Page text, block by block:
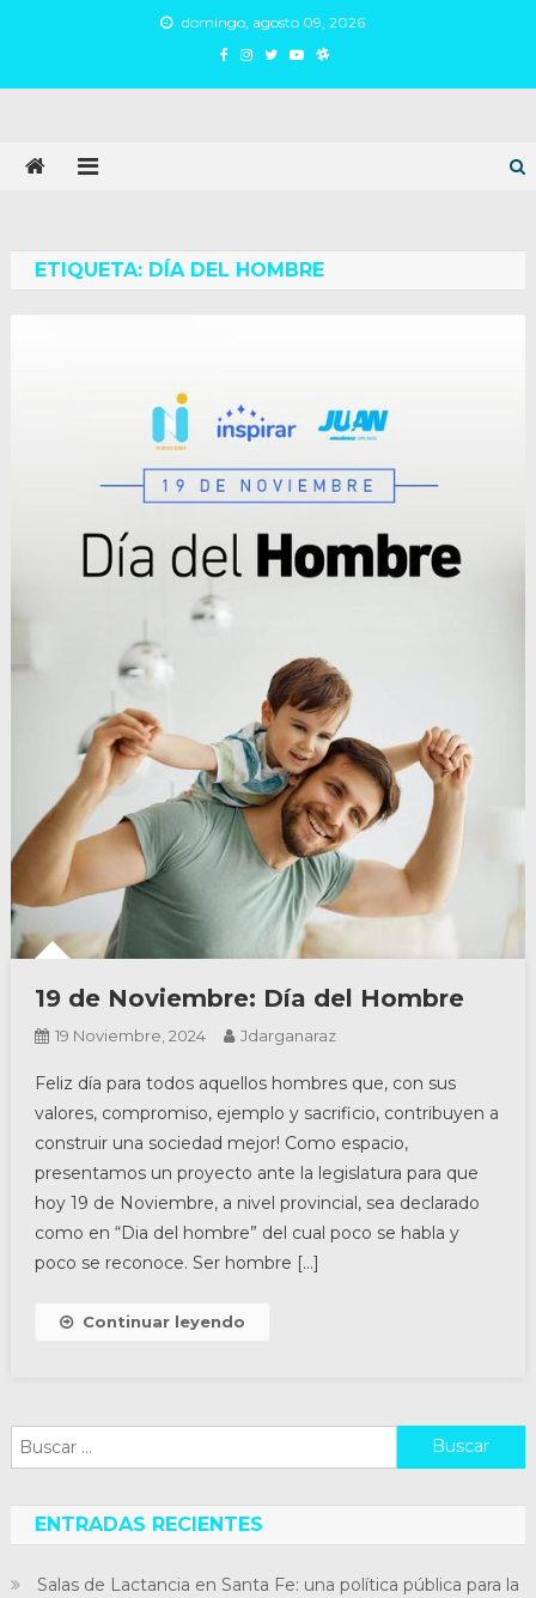
domingo, agosto 09, 2026
ETIQUETA: DÍA DEL HOMBRE
19 de Noviembre: Día del Hombre
19 Noviembre, 2024 Jdarganaraz
Feliz día para todos aquellos hombres que, con sus
valores, compromiso, ejemplo y sacrificio, contribuyen a
construir una sociedad mejor! Como espacio,
presentamos un proyecto ante la legislatura para que
hoy 19 de Noviembre, a nivel provincial, sea declarado
como en “Dia del hombre” del cual poco se habla y
poco se reconoce. Ser hombre […]
Continuar leyendo
Buscar:
ENTRADAS RECIENTES
Salas de Lactancia en Santa Fe: una política pública para la